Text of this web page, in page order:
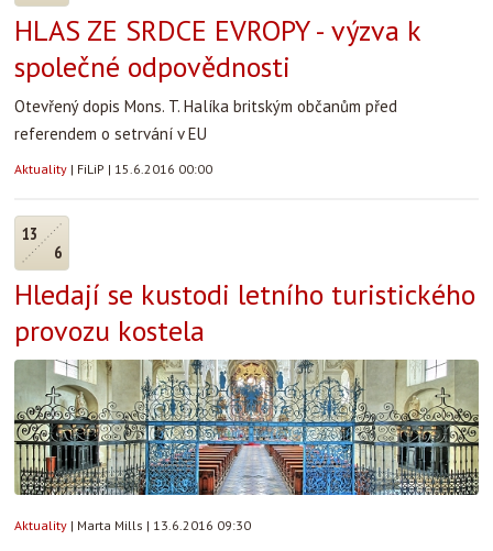
HLAS ZE SRDCE EVROPY - výzva k
společné odpovědnosti
Otevřený dopis Mons. T. Halíka britským občanům před
referendem o setrvání v EU
Aktuality | FiLiP | 15.6.2016 00:00
13
6
Hledají se kustodi letního turistického
provozu kostela
Aktuality | Marta Mills | 13.6.2016 09:30